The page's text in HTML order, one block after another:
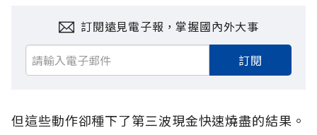
訂閱遠見電子報，掌握國內外大事
訂閱
但這些動作卻種下了第三波現金快速燒盡的結果。